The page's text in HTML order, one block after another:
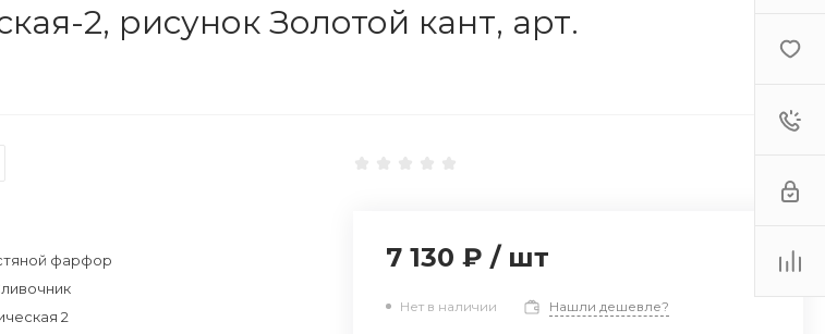
2, рисунок Золотой кант, арт.
фарфор
2
7 130 ₽ / шт
Нет в наличии Нашли дешевле?